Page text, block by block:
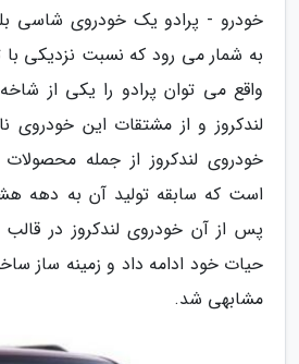
خودرو - پرادو یک خودروی شاسی
به شمار می رود که نسبت نزدیکی با
واقع می توان پرادو را یکی از
لندکروز و از مشتقات این خودروی
خودروی لندکروز از جمله
است که سابقه تولید آن به دهه
پس از آن خودروی لندکروز در
حیات خود ادامه داد و زمینه ساز
مشابهی شد.